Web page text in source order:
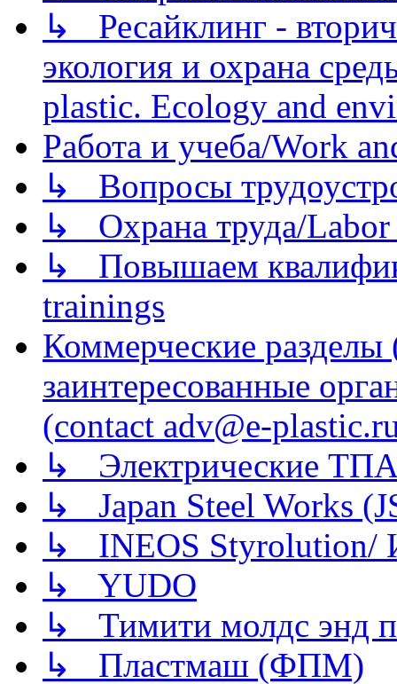
↳ Ресайклинг -
экология и охрана
plastic. Ecology and
Работа и учеба/Work
↳ Вопросы
↳ Охрана труда/Labor
↳ Повышаем
trainings
Коммерческие
заинтересованные
(contact adv@e-
↳ Электрические
↳ Japan Steel Works
↳ INEOS
↳ YUDO
↳ Тимити молдс энд
↳ Пластмаш (ФПМ)